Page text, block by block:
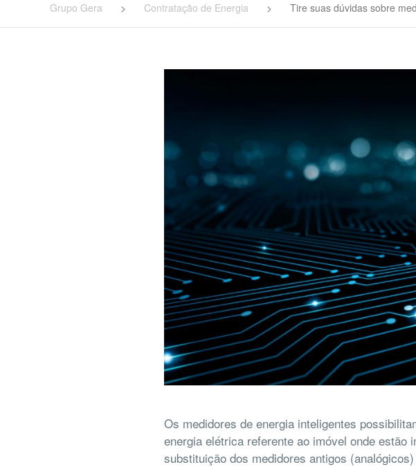
Grupo Gera > Contratação de Energia > Tire suas dúvidas sobre
Os medidores de energia inteligentes
energia elétrica referente ao imóvel onde
substituição dos medidores antigos